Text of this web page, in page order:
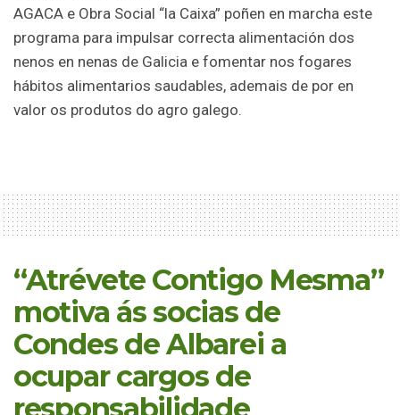
AGACA e Obra Social “la Caixa” poñen en marcha este
programa para impulsar correcta alimentación dos
nenos en nenas de Galicia e fomentar nos fogares
hábitos alimentarios saudables, ademais de por en
valor os produtos do agro galego.
“Atrévete Contigo Mesma”
motiva ás socias de
Condes de Albarei a
ocupar cargos de
responsabilidade